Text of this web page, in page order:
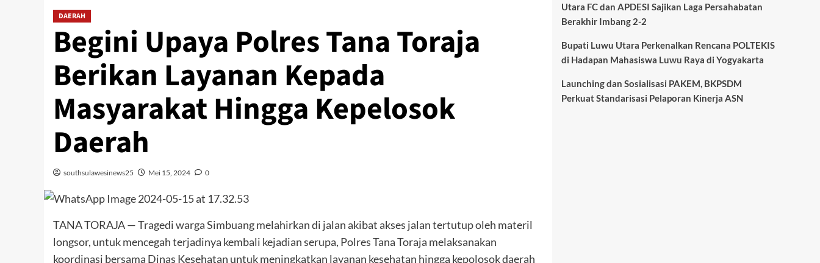
DAERAH
Begini Upaya Polres Tana Toraja
Berikan Layanan Kepada
Masyarakat Hingga Kepelosok
Daerah
southsulawesinews25 Mei 15, 2024 0
TANA TORAJA — Tragedi warga Simbuang melahirkan di jalan akibat akses jalan tertutup oleh materil
longsor, untuk mencegah terjadinya kembali kejadian serupa, Polres Tana Toraja melaksanakan
koordinasi bersama Dinas Kesehatan untuk meningkatkan layanan kesehatan hingga kepolosok daerah
Utara FC dan APDESI Sajikan Laga Persahabatan
Berakhir Imbang 2-2
Bupati Luwu Utara Perkenalkan Rencana POLTEKIS
di Hadapan Mahasiswa Luwu Raya di Yogyakarta
Launching dan Sosialisasi PAKEM, BKPSDM
Perkuat Standarisasi Pelaporan Kinerja ASN